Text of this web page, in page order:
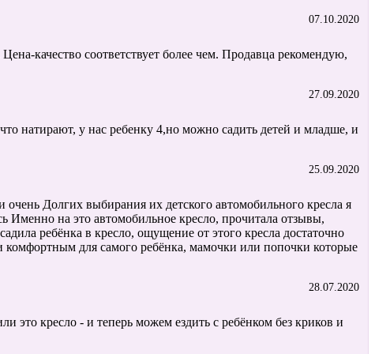
07.10.2020
качество соответствует более чем. Продавца рекомендую,
27.09.2020
натирают, у нас ребенку 4,но можно садить детей и младше, и
25.09.2020
Долгих выбирания их детского автомобильного кресла я
Именно на это автомобильное кресло, прочитала отзывы,
ребёнка в кресло, ощущение от этого кресла достаточно
комфортным для самого ребёнка, мамочки или попочки которые
28.07.2020
это кресло - и теперь можем ездить с ребёнком без криков и